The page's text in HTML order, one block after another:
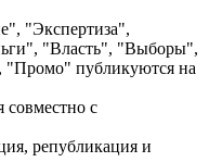
"Экспертиза",
"Власть", "Выборы",
"Промо" публикуются на
совместно с
републикация и